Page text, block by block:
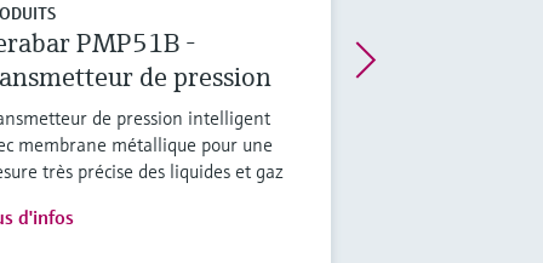
PMP51B -
de pression
de pression intelligent
membrane métallique pour une
très précise des liquides et gaz
d'infos